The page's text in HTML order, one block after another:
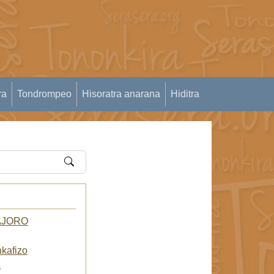
Tondrompeo Hisoratra anarana Hiditra